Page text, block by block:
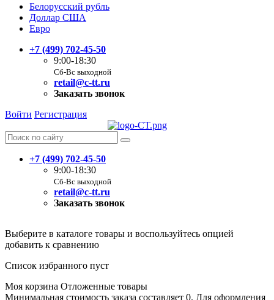
Белорусский рубль
Доллар США
Евро
+7 (499) 702-45-50
9:00-18:30
Сб-Вс выходной
retail@c-tt.ru
Заказать звонок
Войти Регистрация
+7 (499) 702-45-50
9:00-18:30
Сб-Вс выходной
retail@c-tt.ru
Заказать звонок
Выберите в каталоге товары и воспользуйтесь опцией
добавить к сравнению
Список избранного пуст
Моя корзина Отложенные товары
Минимальная стоимость заказа составляет 0. Для оформления